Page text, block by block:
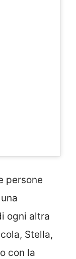
persone
ogni altra
Stella,
con la